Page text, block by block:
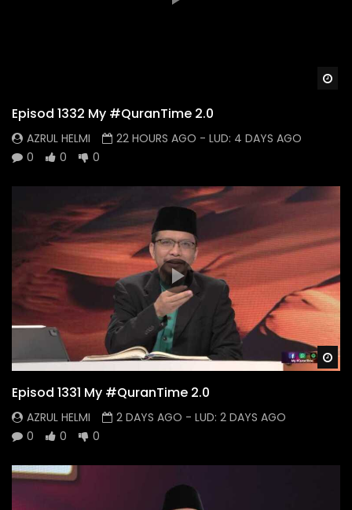
Episod 1332 My #QuranTime 2.0
AZRUL HELMI 22 HOURS AGO - LUD: 4 DAYS AGO
0
0 0
Episod 1331 My #QuranTime 2.0
AZRUL HELMI 2 DAYS AGO - LUD: 2 DAYS AGO
0
0 0